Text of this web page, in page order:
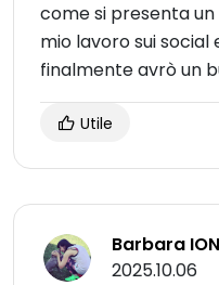
come si presenta
mio lavoro sui social
finalmente avrò un
Utile
Barbara
2025.10.06